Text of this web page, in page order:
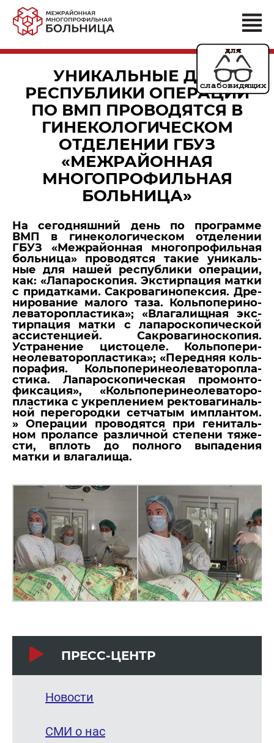
УНИКАЛЬНЫЕ ДЛЯ
РЕСПУБЛИКИ ОПЕРАЦИИ
ПО ВМП ПРОВОДЯТСЯ В
ГИНЕКОЛОГИЧЕСКОМ
ОТДЕЛЕНИИ ГБУЗ
«МЕЖРАЙОННАЯ
МНОГОПРОФИЛЬНАЯ
БОЛЬНИЦА»
На се­го­дняш­ний день по про­грам­ме
ВМП в ги­не­ко­ло­ги­че­ском от­де­ле­нии
ГБУЗ «Меж­рай­он­ная мно­го­про­филь­ная
боль­ни­ца» про­во­дят­ся такие уни­каль­
ные для нашей рес­пуб­ли­ки опе­ра­ции,
как: «Ла­па­ро­ско­пия. Экс­тир­па­ция матки
с при­дат­ка­ми. Са­кро­ва­ги­но­пек­сия. Дре­
ни­ро­ва­ние ма­ло­го таза. Коль­по­пе­ри­но­
ле­ва­то­ро­пла­сти­ка»; «Вла­га­лищ­ная экс­
тир­па­ция матки с ла­па­ро­ско­пи­че­ской
ас­си­стен­ци­ей. Са­кро­ва­ги­но­ско­пия.
Устра­не­ние ци­сто­це­ле. Коль­по­пе­ри­
неоле­ва­то­ро­пла­сти­ка»; «Пе­ред­няя коль­
по­ра­фия. Коль­по­пе­ри­неоле­ва­то­ро­пла­
сти­ка. Ла­па­ро­ско­пи­че­ская про­мон­то­
фик­са­ция», «Коль­по­пе­ри­неоле­ва­то­ро­
пла­сти­ка с укреп­ле­ни­ем рек­то­ва­ги­наль­
ной пе­ре­го­род­ки сет­ча­тым им­план­том.
» Опе­ра­ции про­во­дят­ся при ге­ни­таль­
ном про­лап­се раз­лич­ной сте­пе­ни тя­же­
сти, вплоть до пол­но­го вы­па­де­ния
матки и вла­га­ли­ща.
ПРЕСС-ЦЕНТР
Новости
СМИ о нас